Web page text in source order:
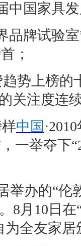
中国家具
品牌试验室
；
势上榜的
的关注度连
中国 ·2010
一举夺下
举办的“伦
8月 10 日在
为全友家居